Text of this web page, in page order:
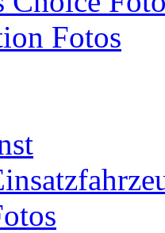
Fotos